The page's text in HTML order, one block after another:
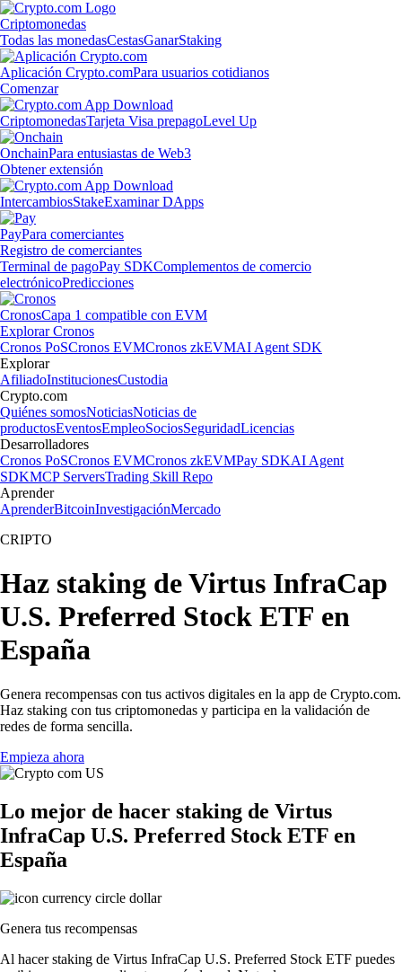
Criptomonedas
Todas las monedasCestasGanarStaking
Aplicación Crypto.comPara usuarios cotidianos
Comenzar
CriptomonedasTarjeta Visa prepagoLevel Up
OnchainPara entusiastas de Web3
Obtener extensión
IntercambiosStakeExaminar DApps
PayPara comerciantes
Registro de comerciantes
Terminal de pagoPay SDKComplementos de comercio
electrónicoPredicciones
CronosCapa 1 compatible con EVM
Explorar Cronos
Cronos PoSCronos EVMCronos zkEVMAI Agent SDK
Explorar
AfiliadoInstitucionesCustodia
Crypto.com
Quiénes somosNoticiasNoticias de
productosEventosEmpleoSociosSeguridadLicencias
Desarrolladores
Cronos PoSCronos EVMCronos zkEVMPay SDKAI Agent
SDKMCP ServersTrading Skill Repo
Aprender
AprenderBitcoinInvestigaciónMercado
CRIPTO
Haz staking de Virtus InfraCap
U.S. Preferred Stock ETF en
España
Genera recompensas con tus activos digitales en la app de Crypto.com.
Haz staking con tus criptomonedas y participa en la validación de
redes de forma sencilla.
Empieza ahora
Lo mejor de hacer staking de Virtus
InfraCap U.S. Preferred Stock ETF en
España
Genera tus recompensas
Al hacer staking de Virtus InfraCap U.S. Preferred Stock ETF puedes